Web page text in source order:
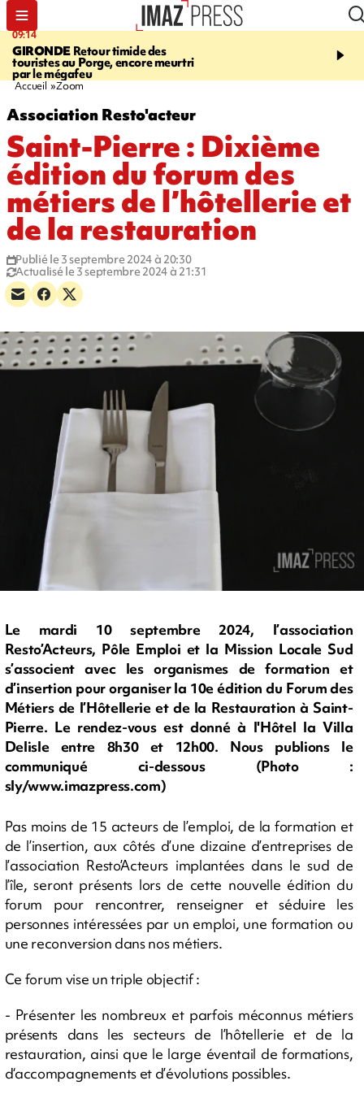
09:14
GIRONDE Retour timide des
touristes au Porge, encore meurtri
par le mégafeu
13:09
Des
font cinq morts en
Accueil Zoom
Association Resto'acteur
Saint-Pierre : Dixième
édition du forum des
métiers de l’hôtellerie et
de la restauration
Publié le 3 septembre 2024 à 20:30
Actualisé le 3 septembre 2024 à 21:31
Le mardi 10 septembre 2024, l’association
Resto’Acteurs, Pôle Emploi et la Mission Locale Sud
s’associent avec les organismes de formation et
d’insertion pour organiser la 10e édition du Forum des
Métiers de l’Hôtellerie et de la Restauration à Saint-
Pierre. Le rendez-vous est donné à l'Hôtel la Villa
Delisle entre 8h30 et 12h00. Nous publions le
communiqué ci-dessous (Photo :
sly/www.imazpress.com)
Pas moins de 15 acteurs de l’emploi, de la formation et
de l’insertion, aux côtés d’une dizaine d’entreprises de
l’association Resto’Acteurs implantées dans le sud de
l’île, seront présents lors de cette nouvelle édition du
forum pour rencontrer, renseigner et séduire les
personnes intéressées par un emploi, une formation ou
une reconversion dans nos métiers.
Ce forum vise un triple objectif :
- Présenter les nombreux et parfois méconnus métiers
présents dans les secteurs de l’hôtellerie et de la
restauration, ainsi que le large éventail de formations,
d‘accompagnements et d’évolutions possibles.